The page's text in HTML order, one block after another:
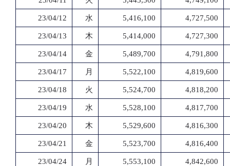
23/04/12 水 5,416,100 4,727,500
23/04/13 木 5,414,000 4,727,300
23/04/14 金 5,489,700 4,791,800
23/04/17 月 5,522,100 4,819,600
23/04/18 火 5,524,700 4,818,200
23/04/19 水 5,528,100 4,817,700
23/04/20 木 5,529,600 4,816,300
23/04/21 金 5,523,700 4,816,400
23/04/24 月 5,553,100 4,842,600